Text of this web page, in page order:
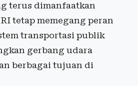
terus dimanfaatkan
tetap memegang peran
transportasi publik
gerbang udara
berbagai tujuan di